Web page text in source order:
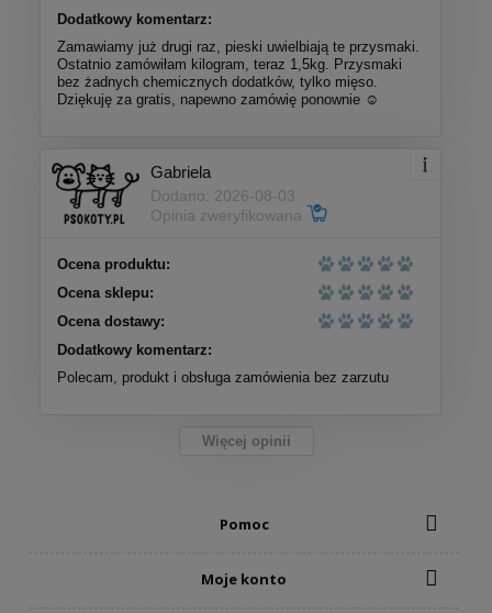
Dodatkowy komentarz:
Zamawiamy już drugi raz, pieski uwielbiają te przysmaki.
Ostatnio zamówiłam kilogram, teraz 1,5kg. Przysmaki
bez żadnych chemicznych dodatków, tylko mięso.
Dziękuję za gratis, napewno zamówię ponownie ☺️
Gabriela
Dodano: 2026-08-03
Opinia zweryfikowana
Ocena produktu:
Ocena sklepu:
Ocena dostawy:
Dodatkowy komentarz:
Polecam, produkt i obsługa zamówienia bez zarzutu
Więcej opinii
Pomoc
Moje konto